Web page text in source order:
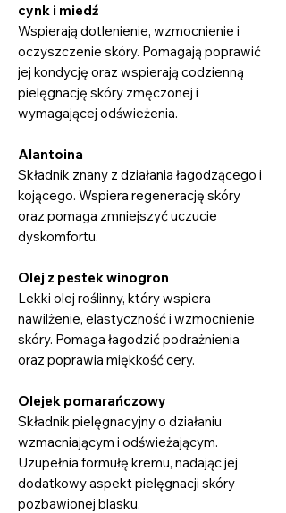
cynk i miedź
Wspierają dotlenienie, wzmocnienie i
oczyszczenie skóry. Pomagają poprawić
jej kondycję oraz wspierają codzienną
pielęgnację skóry zmęczonej i
wymagającej odświeżenia.
Alantoina
Składnik znany z działania łagodzącego i
kojącego. Wspiera regenerację skóry
oraz pomaga zmniejszyć uczucie
dyskomfortu.
Olej z pestek winogron
Lekki olej roślinny, który wspiera
nawilżenie, elastyczność i wzmocnienie
skóry. Pomaga łagodzić podrażnienia
oraz poprawia miękkość cery.
Olejek pomarańczowy
Składnik pielęgnacyjny o działaniu
wzmacniającym i odświeżającym.
Uzupełnia formułę kremu, nadając jej
dodatkowy aspekt pielęgnacji skóry
pozbawionej blasku.